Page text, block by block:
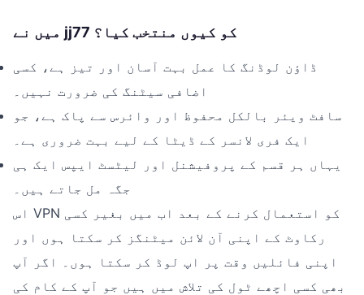
میں نے jj77 کو کیوں منتخب کیا؟
ڈاؤن لوڈنگ کا عمل بہت آسان اور تیز ہے، کسی
اضافی سیٹنگ کی ضرورت نہیں۔
سافٹ ویئر بالکل محفوظ اور وائرس سے پاک ہے، جو
ایک فری لانسر کے ڈیٹا کے لیے بہت ضروری ہے۔
یہاں ہر قسم کے پروفیشنل اور لیٹسٹ ایپس ایک ہی
جگہ مل جاتے ہیں۔
اس VPN کو استعمال کرنے کے بعد اب میں بغیر کسی
رکاوٹ کے اپنی آن لائن میٹنگز کر سکتا ہوں اور
اپنی فائلیں وقت پر اپ لوڈ کر سکتا ہوں۔ اگر آپ
بھی کسی اچھے ٹول کی تلاش میں ہیں جو آپ کے کام کی